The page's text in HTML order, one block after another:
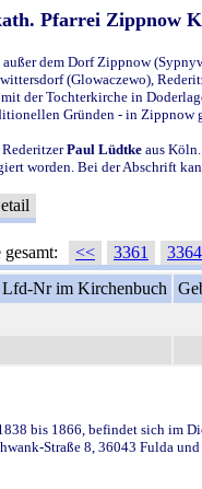
Pfarrei Zippnow
dem Dorf Zippnow
(Glowaczewo),
der Tochterkirche in
Gründen - in Zippnow
Paul Lüdtke aus
worden. Bei der Abschrift
<< 3361 3364
Lfd-Nr im Kirchenbuch
bis 1866, befindet sich im
Straße 8, 36043 Fulda